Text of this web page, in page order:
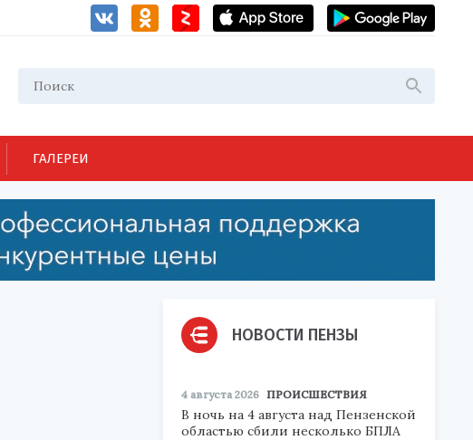
ГАЛЕРЕИ
НОВОСТИ ПЕНЗЫ
4 августа 2026 ПРОИСШЕСТВИЯ
В ночь на 4 августа над Пензенской
областью сбили несколько БПЛА